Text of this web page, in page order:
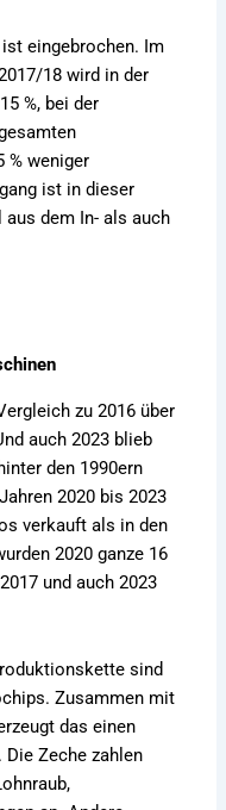
eingebrochen. Im
18 wird in der
%, bei der
% weniger
ist in dieser
dem In- als auch
zu 2016 über
auch 2023 blieb
den 1990ern
2020 bis 2023
verkauft als in den
2020 ganze 16
und auch 2023
sind
Zusammen mit
das einen
Die Zeche zahlen